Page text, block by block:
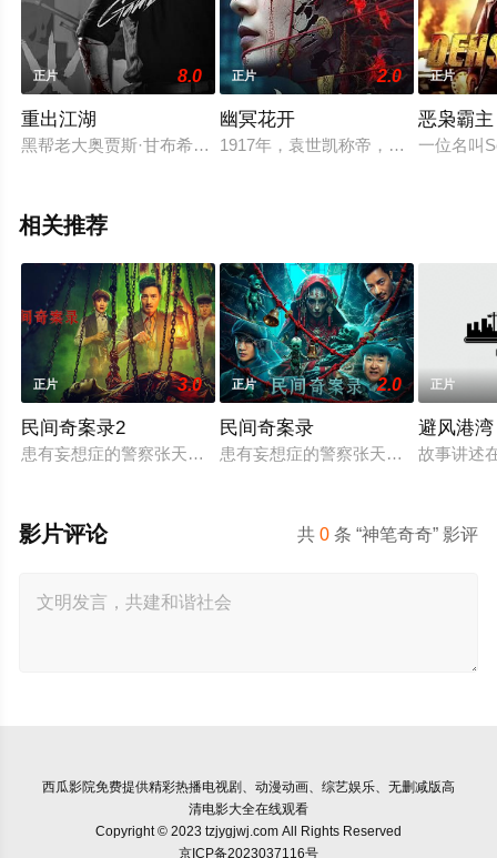
正片 8.0
重出江湖
黑帮老大奥贾斯·甘布希拉 (Ojas Gambheera) 从孟买黑社会消
正片 2.0
幽冥花开
1917年，袁世凯称帝，蔡锷将军发
正片
恶枭霸主
一位名叫
相关推荐
正片 3.0
民间奇案录2
患有妄想症的警察张天盛遇上一起离奇的神像杀人事件，勘案过
正片 2.0
民间奇案录
患有妄想症的警察张天盛遇上一起离
正片
避风港湾
故事讲述
共0 条 “神笔奇奇” 影评
影片评论
西瓜影院免费提供精彩热播电视剧、动漫动画、综艺娱乐、无删减版高
清电影大全在线观看
Copyright © 2023 tzjygjwj.com All Rights Reserved
京ICP备2023037116号